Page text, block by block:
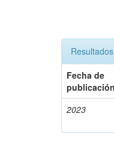
Fecha de
publicación
2023